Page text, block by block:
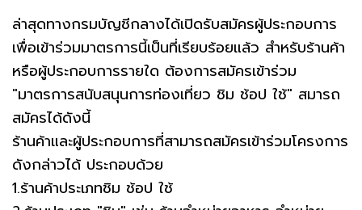
ล่าสุดทางกรมบัญชีกลางได้เปิดรับสมัครผู้ประกอบการ
เพื่อเข้าร่วมมาตรการนี้เป็นที่เรียบร้อยแล้ว สำหรับร้านค้า
หรือผู้ประกอบการรายใด ต้องการสมัครเข้าร่วม
"มาตรการสนับสนุนการท่องเที่ยว ชิม ช้อป ใช้" สมารถ
สมัครได้ดังนี้
ร้านค้าและผู้ประกอบการที่สามารถสมัครเข้าร่วมโครงการ
ดังกล่าวได้ ประกอบด้วย
1.ร้านค้าประเภทชิม ช้อป ใช้